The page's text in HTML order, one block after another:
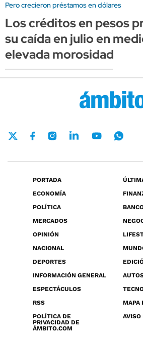
Pero crecieron préstamos en dólares
Los créditos en pesos
su caída en julio en
elevada morosidad
PORTADA
ECONOMÍA
POLÍTICA
MERCADOS
OPINIÓN
NACIONAL
DEPORTES
INFORMACIÓN GENERAL
ESPECTÁCULOS
RSS
MAPA
POLÍTICA DE
PRIVACIDAD DE
ÁMBITO.COM
AVISO